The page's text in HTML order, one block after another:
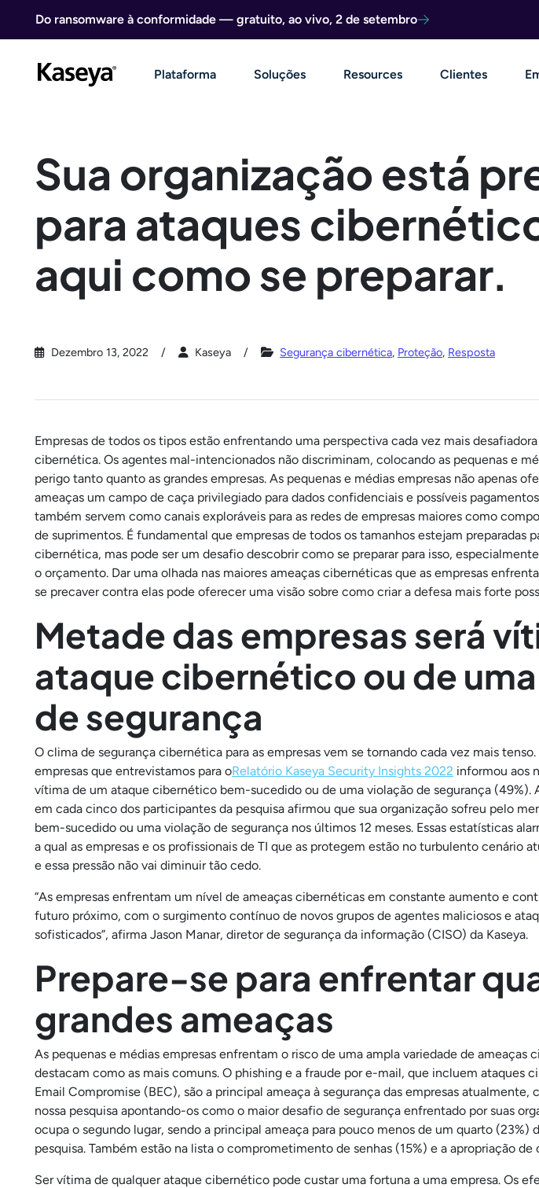
Do ransomware à conformidade — gratuito, ao vivo, 2 de setembro
Plataforma Soluções Resources Clientes
Sua organização está
para ataques
aqui como se preparar.
Dezembro 13, 2022 Kaseya Segurança cibernética, Proteção, Resposta
Empresas de todos os tipos estão enfrentando uma perspectiva cada vez mais
cibernética. Os agentes mal-intencionados não discriminam, colocando as pequenas e
perigo tanto quanto as grandes empresas. As pequenas e médias empresas não apenas
ameaças um campo de caça privilegiado para dados confidenciais e possíveis
também servem como canais exploráveis para as redes de empresas maiores como
de suprimentos. É fundamental que empresas de todos os tamanhos estejam preparadas
cibernética, mas pode ser um desafio descobrir como se preparar para isso,
o orçamento. Dar uma olhada nas maiores ameaças cibernéticas que as empresas
se precaver contra elas pode oferecer uma visão sobre como criar a defesa mais forte
Metade das empresas será
ataque cibernético ou de
de segurança
O clima de segurança cibernética para as empresas vem se tornando cada vez mais
empresas que entrevistamos para oRelatório Kaseya Security Insights 2022 informou aos
vítima de um ataque cibernético bem-sucedido ou de uma violação de segurança (49%).
em cada cinco dos participantes da pesquisa afirmou que sua organização sofreu pelo
bem-sucedido ou uma violação de segurança nos últimos 12 meses. Essas estatísticas
a qual as empresas e os profissionais de TI que as protegem estão no turbulento cenário
e essa pressão não vai diminuir tão cedo.
“As empresas enfrentam um nível de ameaças cibernéticas em constante aumento e
futuro próximo, com o surgimento contínuo de novos grupos de agentes maliciosos e
sofisticados”, afirma Jason Manar, diretor de segurança da informação (CISO) da Kaseya.
Prepare-se para enfrentar
grandes ameaças
As pequenas e médias empresas enfrentam o risco de uma ampla variedade de ameaças
destacam como as mais comuns. O phishing e a fraude por e-mail, que incluem ataques
Email Compromise (BEC), são a principal ameaça à segurança das empresas atualmente,
nossa pesquisa apontando-os como o maior desafio de segurança enfrentado por suas
ocupa o segundo lugar, sendo a principal ameaça para pouco menos de um quarto (23%)
pesquisa. Também estão na lista o comprometimento de senhas (15%) e a apropriação de
Ser vítima de qualquer ataque cibernético pode custar uma fortuna a uma empresa. Os